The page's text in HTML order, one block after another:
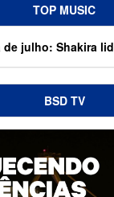
TOP MUSIC
de julho: Shakira
BSD TV